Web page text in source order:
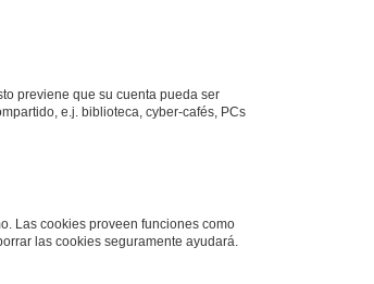
previene que su cuenta pueda ser
e.j. biblioteca, cyber-cafés, PCs
Las cookies proveen funciones como
las cookies seguramente ayudará.